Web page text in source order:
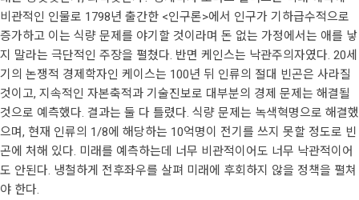
비관적인 인물로 1798년 출간한 <인구론>에서 인구가 기하급수적으로
증가하고 이는 식량 문제를 야기할 것이라며 돈 없는 가정에서는 애를 낳
지 말라는 극단적인 주장을 펼쳤다. 반면 케인스는 낙관주의자였다. 20세
기의 논쟁적 경제학자인 케이스는 100년 뒤 인류의 절대 빈곤은 사라질
것이고, 지속적인 자본축적과 기술진보로 대부분의 경제 문제는 해결될
것으로 예측했다. 결과는 둘 다 틀렸다. 식량 문제는 녹색혁명으로 해결했
으며, 현재 인류의 1/8에 해당하는 10억명이 전기를 쓰지 못할 정도로 빈
곤에 처해 있다. 미래를 예측하는데 너무 비관적이어도 너무 낙관적이어
도 안된다. 냉철하게 전후좌우를 살펴 미래에 후회하지 않을 정책을 펼쳐
야 한다.